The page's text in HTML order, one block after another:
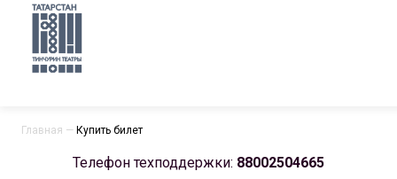
Главная — Купить билет
Телефон техподдержки: 88002504665